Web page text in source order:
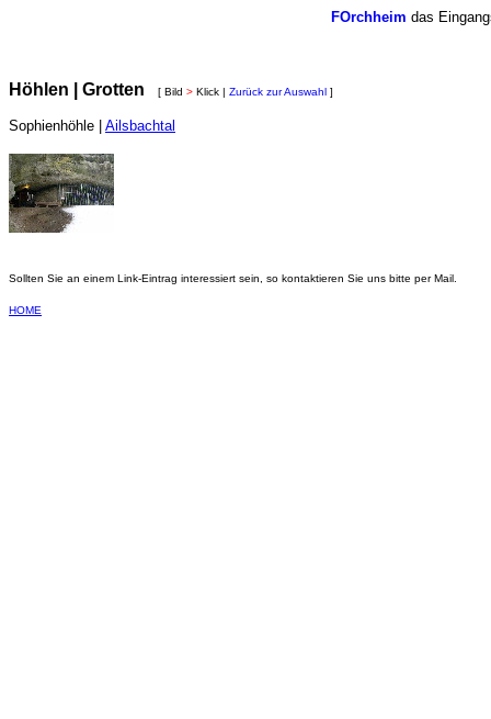
FOrchheim das
Höhlen | Grotten [ Bild > Klick | Zurück zur Auswahl ]
Sophienhöhle | Ailsbachtal
Sollten Sie an einem Link-Eintrag interessiert sein, so kontaktieren Sie uns bitte per Mail.
HOME